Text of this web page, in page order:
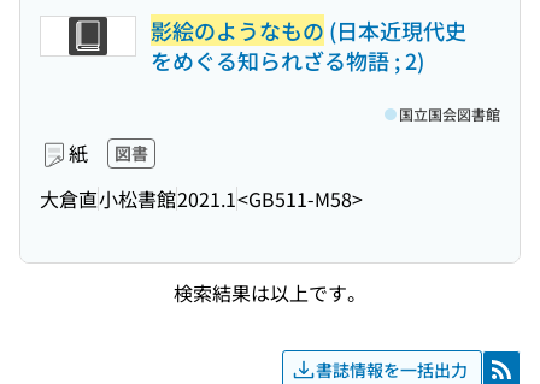
影絵のようなもの (日本近現代史
をめぐる知られざる物語 ; 2)
紙 図書
大倉直小松書館2021.1<GB511-M58>
国立国会図書館
検索結果は以上です。
書誌情報を一括出力